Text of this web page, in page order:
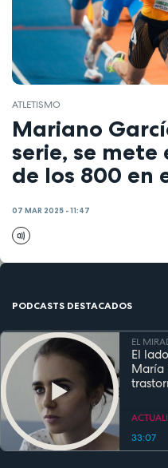
ATLETISMO
Mariano
serie, se mete
de los 800 en
07 MAR 2025 - 11:47
PODCASTS DESTACADOS
EL
El
María
33:07